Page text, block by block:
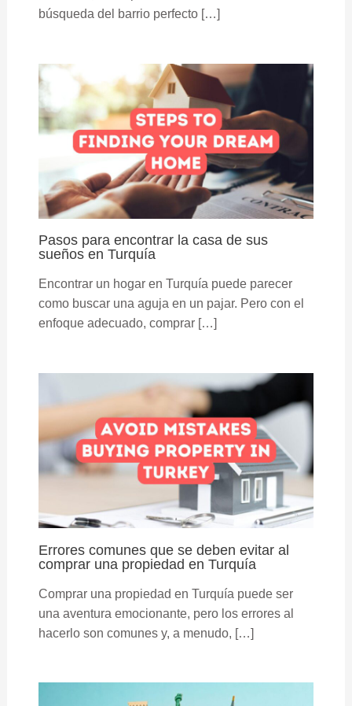
búsqueda del barrio perfecto […]
Pasos para encontrar la casa de sus
sueños en Turquía
Encontrar un hogar en Turquía puede parecer
como buscar una aguja en un pajar. Pero con el
enfoque adecuado, comprar […]
Errores comunes que se deben evitar al
comprar una propiedad en Turquía
Comprar una propiedad en Turquía puede ser
una aventura emocionante, pero los errores al
hacerlo son comunes y, a menudo, […]